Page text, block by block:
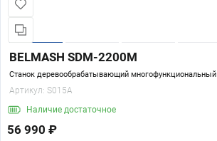
BELMASH SDM-2200M
Станок деревообрабатывающий многофункциональный
Артикул: S015A
Наличие достаточное
56 990 ₽